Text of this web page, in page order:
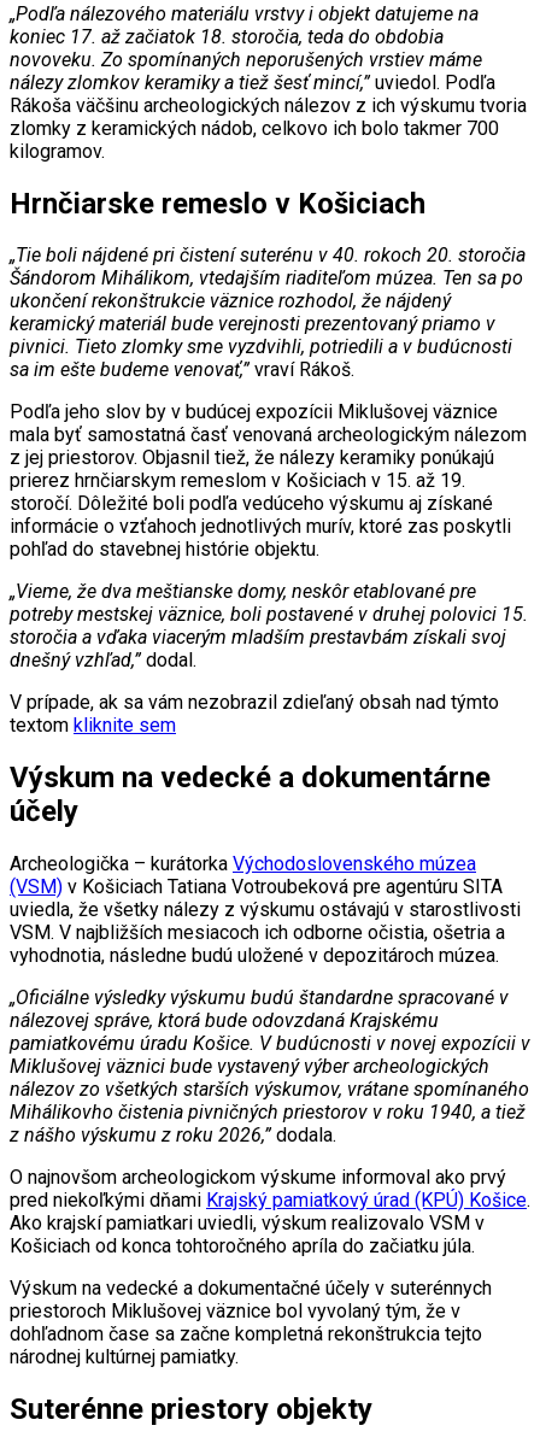
„Podľa nálezového materiálu vrstvy i objekt datujeme na
koniec 17. až začiatok 18. storočia, teda do obdobia
novoveku. Zo spomínaných neporušených vrstiev máme
nálezy zlomkov keramiky a tiež šesť mincí,”uviedol. Podľa
Rákoša väčšinu archeologických nálezov z ich výskumu tvoria
zlomky z keramických nádob, celkovo ich bolo takmer 700
kilogramov.
Hrnčiarske remeslo v Košiciach
„Tie boli nájdené pri čistení suterénu v 40. rokoch 20. storočia
Šándorom Mihálikom, vtedajším riaditeľom múzea. Ten sa po
ukončení rekonštrukcie väznice rozhodol, že nájdený
keramický materiál bude verejnosti prezentovaný priamo v
pivnici. Tieto zlomky sme vyzdvihli, potriedili a v budúcnosti
sa im ešte budeme venovať,”vraví Rákoš.
Podľa jeho slov by v budúcej expozícii Miklušovej väznice
mala byť samostatná časť venovaná archeologickým nálezom
z jej priestorov. Objasnil tiež, že nálezy keramiky ponúkajú
prierez hrnčiarskym remeslom v Košiciach v 15. až 19.
storočí. Dôležité boli podľa vedúceho výskumu aj získané
informácie o vzťahoch jednotlivých murív, ktoré zas poskytli
pohľad do stavebnej histórie objektu.
„Vieme, že dva meštianske domy, neskôr etablované pre
potreby mestskej väznice, boli postavené v druhej polovici 15.
storočia a vďaka viacerým mladším prestavbám získali svoj
dnešný vzhľad,”dodal.
V prípade, ak sa vám nezobrazil zdieľaný obsah nad týmto
textom kliknite sem
Výskum na vedecké a dokumentárne
účely
Archeologička – kurátorka Východoslovenského múzea
(VSM) v Košiciach Tatiana Votroubeková pre agentúru SITA
uviedla, že všetky nálezy z výskumu ostávajú v starostlivosti
VSM. V najbližších mesiacoch ich odborne očistia, ošetria a
vyhodnotia, následne budú uložené v depozitároch múzea.
„Oficiálne výsledky výskumu budú štandardne spracované v
nálezovej správe, ktorá bude odovzdaná Krajskému
pamiatkovému úradu Košice. V budúcnosti v novej expozícii v
Miklušovej väznici bude vystavený výber archeologických
nálezov zo všetkých starších výskumov, vrátane spomínaného
Mihálikovho čistenia pivničných priestorov v roku 1940, a tiež
z nášho výskumu z roku 2026,”dodala.
O najnovšom archeologickom výskume informoval ako prvý
pred niekoľkými dňami Krajský pamiatkový úrad (KPÚ) Košice.
Ako krajskí pamiatkari uviedli, výskum realizovalo VSM v
Košiciach od konca tohtoročného apríla do začiatku júla.
Výskum na vedecké a dokumentačné účely v suterénnych
priestoroch Miklušovej väznice bol vyvolaný tým, že v
dohľadnom čase sa začne kompletná rekonštrukcia tejto
národnej kultúrnej pamiatky.
Suterénne priestory objekty